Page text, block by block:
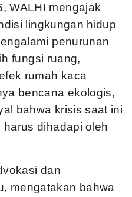
WALHI mengajak
lingkungan hidup
penurunan
fungsi ruang,
rumah kaca
bencana ekologis,
bahwa krisis saat ini
dihadapi oleh
dan
mengatakan bahwa